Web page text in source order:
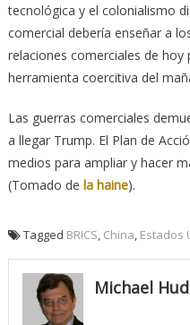
tecnológica y el colonialismo
comercial debería enseñar a
relaciones comerciales de hoy
herramienta coercitiva del
Las guerras comerciales
a llegar Trump. El Plan de
medios para ampliar y hacer
(Tomado de la haine).
Tagged BRICS China Estados
Michael